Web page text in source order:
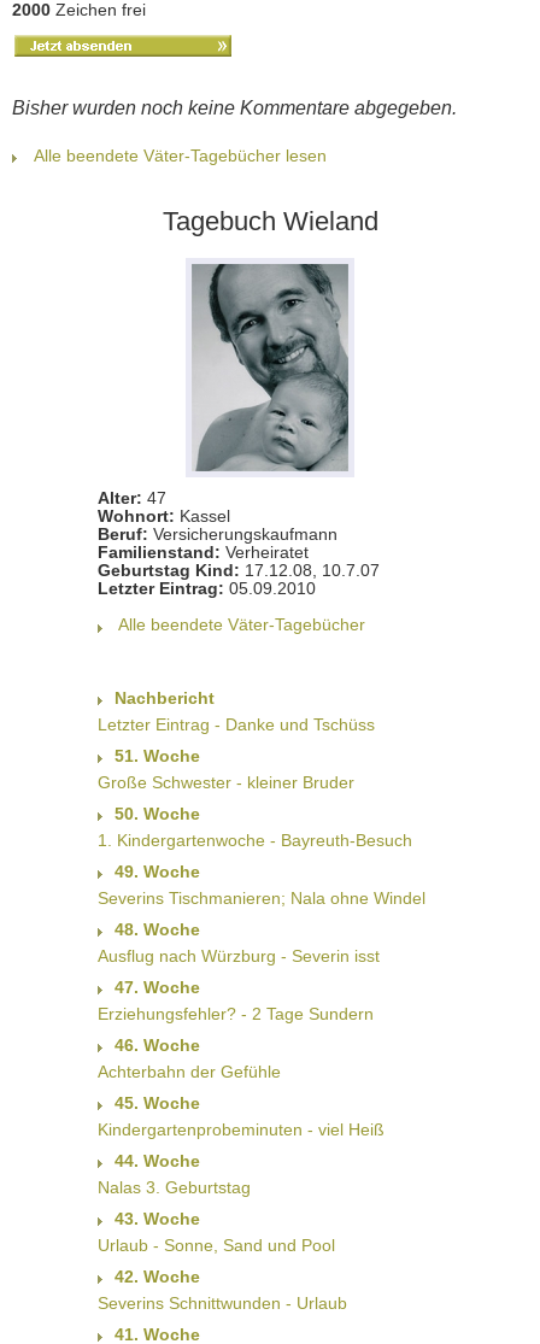
2000 Zeichen frei
Bisher wurden noch keine Kommentare abgegeben.
Alle beendete Väter-Tagebücher lesen
Tagebuch Wieland
Alter: 47
Wohnort: Kassel
Beruf: Versicherungskaufmann
Familienstand: Verheiratet
Geburtstag Kind: 17.12.08, 10.7.07
Letzter Eintrag: 05.09.2010
Alle beendete Väter-Tagebücher
Nachbericht
Letzter Eintrag - Danke und Tschüss
51. Woche
Große Schwester - kleiner Bruder
50. Woche
1. Kindergartenwoche - Bayreuth-Besuch
49. Woche
Severins Tischmanieren; Nala ohne Windel
48. Woche
Ausflug nach Würzburg - Severin isst
47. Woche
Erziehungsfehler? - 2 Tage Sundern
46. Woche
Achterbahn der Gefühle
45. Woche
Kindergartenprobeminuten - viel Heiß
44. Woche
Nalas 3. Geburtstag
43. Woche
Urlaub - Sonne, Sand und Pool
42. Woche
Severins Schnittwunden - Urlaub
41. Woche